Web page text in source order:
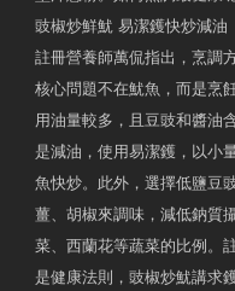
豉椒炒鮮魷 易潔鑊快炒減油
註冊營養師萬侃指出，烹調
核心問題不在魷魚，而是烹
用油量較多，且豆豉和醬油
是減油，使用易潔鑊，以小
魚快炒。此外，選擇低鹽豆
薑、胡椒來調味，減低鈉質
菜、西蘭花等蔬菜的比例。
是健康法則，豉椒炒魷講求